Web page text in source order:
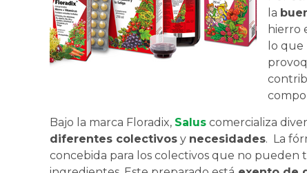
la
hierro
lo
Bajo la marca Floradix, Salus comercializa
diferentes colectivos y necesidades. La
concebida para los colectivos que no pueden